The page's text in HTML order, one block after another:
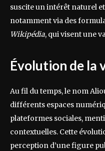
suscite un intérêt naturel
notamment via des
Wikipédia, qui visent une
Évolution de la
Au fil du temps, le nom
différents espaces
plateformes sociales,
contextuelles. Cette
perception d’une figure